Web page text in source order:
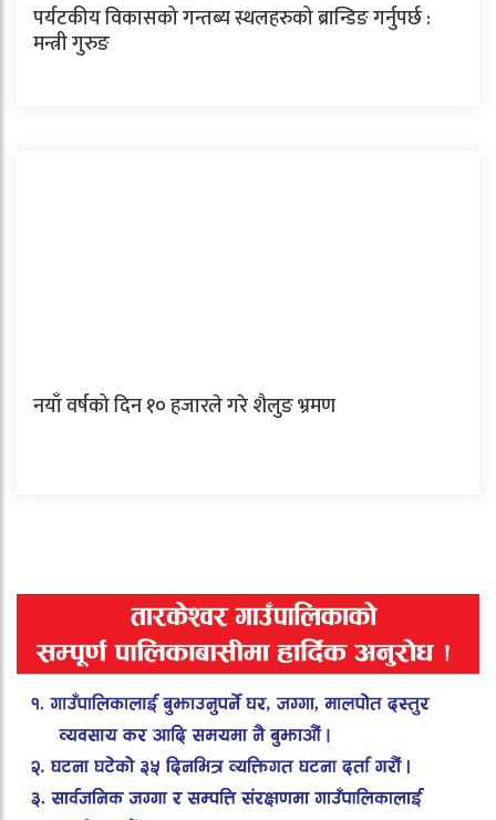
पर्यटकीय विकासको गन्तब्य स्थलहरुको ब्रान्डिङ गर्नुपर्छ :
मन्त्री गुरुङ
नयाँ वर्षको दिन १० हजारले गरे शैलुङ भ्रमण